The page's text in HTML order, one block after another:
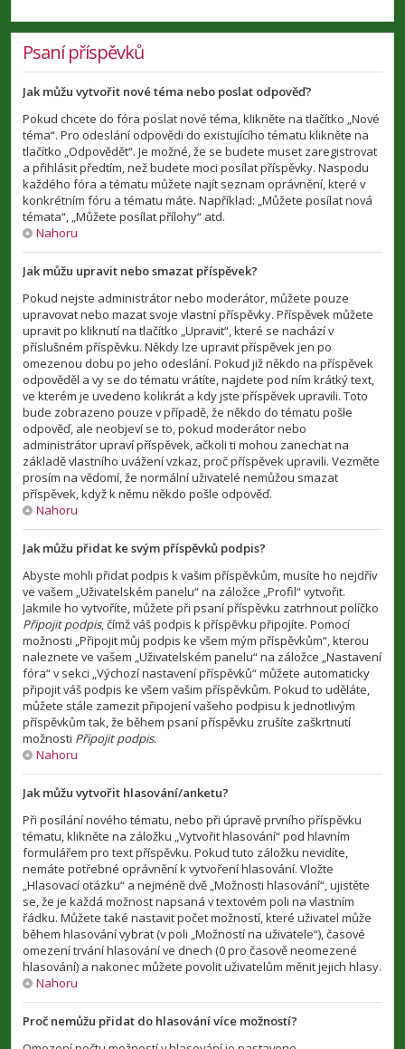
Psaní příspěvků
Jak můžu vytvořit nové téma nebo poslat odpověď?
Pokud chcete do fóra poslat nové téma, klikněte na tlačítko „Nové
téma“. Pro odeslání odpovědi do existujícího tématu klikněte na
tlačítko „Odpovědět“. Je možné, že se budete muset zaregistrovat
a přihlásit předtím, než budete moci posílat příspěvky. Naspodu
každého fóra a tématu můžete najít seznam oprávnění, které v
konkrétním fóru a tématu máte. Například: „Můžete posílat nová
témata“, „Můžete posílat přílohy“ atd.
Nahoru
Jak můžu upravit nebo smazat příspěvek?
Pokud nejste administrátor nebo moderátor, můžete pouze
upravovat nebo mazat svoje vlastní příspěvky. Příspěvek můžete
upravit po kliknutí na tlačítko „Upravit“, které se nachází v
příslušném příspěvku. Někdy lze upravit příspěvek jen po
omezenou dobu po jeho odeslání. Pokud již někdo na příspěvek
odpověděl a vy se do tématu vrátíte, najdete pod ním krátký text,
ve kterém je uvedeno kolikrát a kdy jste příspěvek upravili. Toto
bude zobrazeno pouze v případě, že někdo do tématu pošle
odpověď, ale neobjeví se to, pokud moderátor nebo
administrátor upraví příspěvek, ačkoli ti mohou zanechat na
základě vlastního uvážení vzkaz, proč příspěvek upravili. Vezměte
prosím na vědomí, že normální uživatelé nemůžou smazat
příspěvek, když k němu někdo pošle odpověď.
Nahoru
Jak můžu přidat ke svým příspěvků podpis?
Abyste mohli přidat podpis k vašim příspěvkům, musíte ho nejdřív
ve vašem „Uživatelském panelu“ na záložce „Profil“ vytvořit.
Jakmile ho vytvoříte, můžete při psaní příspěvku zatrhnout políčko
Připojit podpis, čímž váš podpis k příspěvku připojíte. Pomocí
možnosti „Připojit můj podpis ke všem mým příspěvkům“, kterou
naleznete ve vašem „Uživatelském panelu“ na záložce „Nastavení
fóra“ v sekci „Výchozí nastavení příspěvků“ můžete automaticky
připojit váš podpis ke všem vašim příspěvkům. Pokud to uděláte,
můžete stále zamezit připojení vašeho podpisu k jednotlivým
příspěvkům tak, že během psaní příspěvku zrušíte zaškrtnutí
možnosti Připojit podpis.
Nahoru
Jak můžu vytvořit hlasování/anketu?
Při posílání nového tématu, nebo při úpravě prvního příspěvku
tématu, klikněte na záložku „Vytvořit hlasování“ pod hlavním
formulářem pro text příspěvku. Pokud tuto záložku nevidíte,
nemáte potřebné oprávnění k vytvoření hlasování. Vložte
„Hlasovací otázku“ a nejméně dvě „Možnosti hlasování“, ujistěte
se, že je každá možnost napsaná v textovém poli na vlastním
řádku. Můžete také nastavit počet možností, které uživatel může
během hlasování vybrat (v poli „Možností na uživatele“), časové
omezení trvání hlasování ve dnech (0 pro časově neomezené
hlasování) a nakonec můžete povolit uživatelům měnit jejich hlasy.
Nahoru
Proč nemůžu přidat do hlasování více možností?